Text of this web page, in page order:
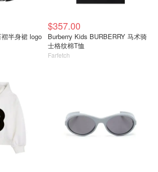
半身裙 logo
$357.00
Burberry Kids BURBERRY 马术骑
士格纹棉T恤
Farfetch